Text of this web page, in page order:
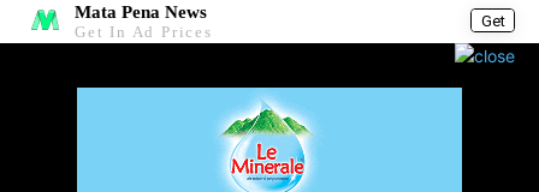
Get
Mata Pena News
Get In Ad Prices